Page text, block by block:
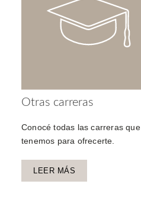
Otras carreras
Conocé todas las carreras que
tenemos para ofrecerte.
LEER MÁS